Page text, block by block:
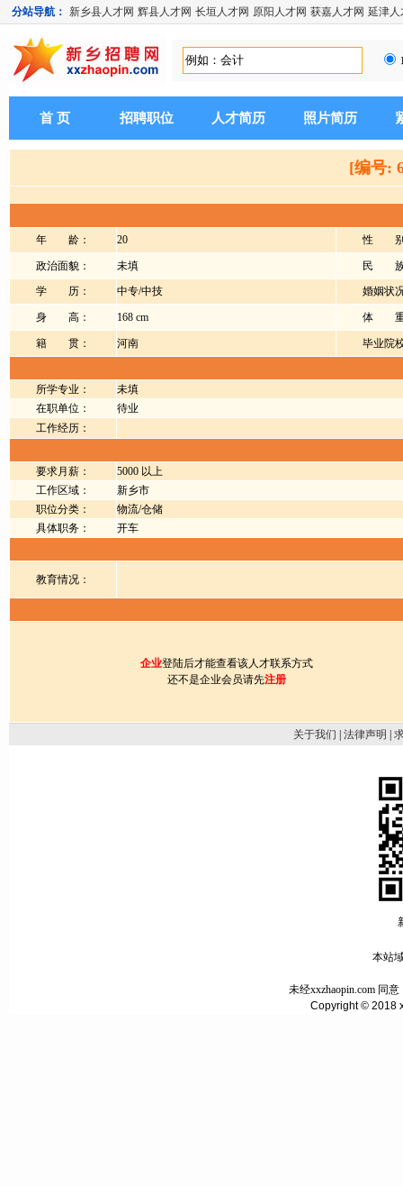
分站导航： 新乡县人才网 辉县人才网 长垣人才网 原阳人才网 获嘉人才网 延津人
首 页 招聘职位 人才简历 照片简历
[编号:
年 龄： 20 性 别
政治面貌： 未填
民 族
学 历：
中专/中技 婚姻状
身 高： 168 cm 体 重
籍 贯： 河南 毕业院
所学专业：
未填
在职单位：
待业
工作经历：
要求月薪：
5000 以上
工作区域：
新乡市
职位分类：
物流/仓储
具体职务：
开车
教育情况：
企业登陆后才能查看该人才联系方式
还不是企业会员请先注册
关于我们 法律声明
本站
未经xxzhaopin.com 同
Copyright © 2018